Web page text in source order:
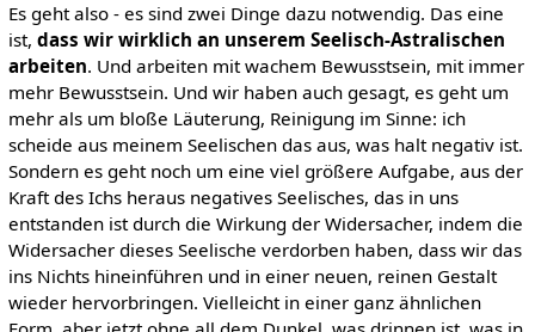
Es geht also - es sind zwei Dinge dazu notwendig. Das eine
ist, dass wir wirklich an unserem Seelisch-Astralischen
arbeiten. Und arbeiten mit wachem Bewusstsein, mit immer
mehr Bewusstsein. Und wir haben auch gesagt, es geht um
mehr als um bloße Läuterung, Reinigung im Sinne: ich
scheide aus meinem Seelischen das aus, was halt negativ ist.
Sondern es geht noch um eine viel größere Aufgabe, aus der
Kraft des Ichs heraus negatives Seelisches, das in uns
entstanden ist durch die Wirkung der Widersacher, indem die
Widersacher dieses Seelische verdorben haben, dass wir das
ins Nichts hineinführen und in einer neuen, reinen Gestalt
wieder hervorbringen. Vielleicht in einer ganz ähnlichen